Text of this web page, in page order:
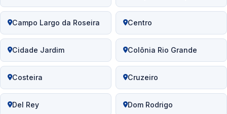
Campo Largo da Roseira Centro
Cidade Jardim Colônia Rio Grande
Costeira Cruzeiro
Del Rey Dom Rodrigo